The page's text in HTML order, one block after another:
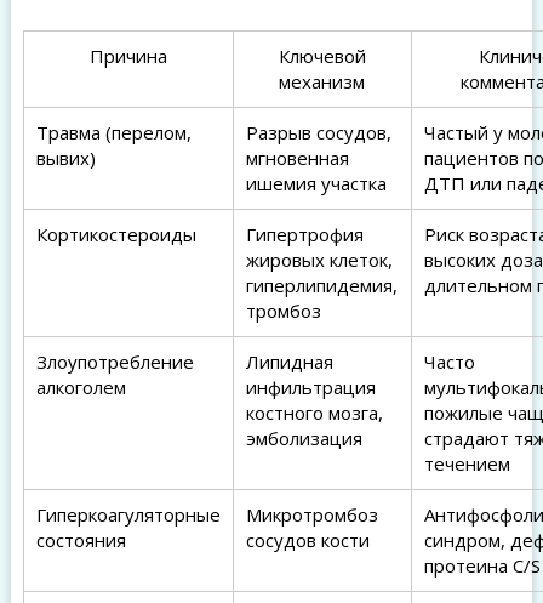
Причина
Ключевой
механизм
Травма (перелом,
вывих)
Разрыв сосудов,
мгновенная
ишемия участка
Частый у
пациентов
ДТП или
Кортикостероиды
Гипертрофия
жировых клеток,
гиперлипидемия,
тромбоз
Риск
высоких
длительном
Злоупотребление
алкоголем
Липидная
инфильтрация
костного мозга,
эмболизация
Часто
пожилые
страдают
течением
Гиперкоагуляторные
состояния
Микротромбоз
сосудов кости
синдром,
протеина C/S